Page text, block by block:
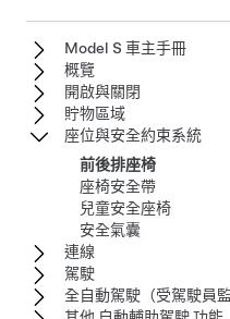
Model S 車主手冊
概覽
開啟與關閉
貯物區域
座位與安全約束系統
前後排座椅
座椅安全帶
兒童安全座椅
安全氣囊
連線
駕駛
全自動駕駛（受駕駛員監